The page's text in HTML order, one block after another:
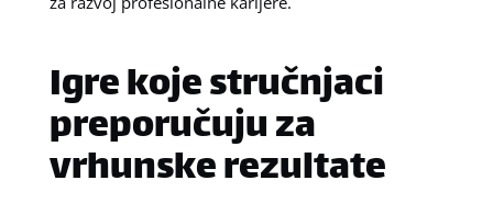
Igre koje stručnjaci
preporučuju za
vrhunske rezultate